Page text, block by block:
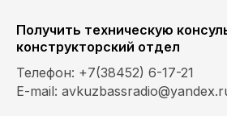
Получить техническую
конструкторский отдел
Телефон: +7(38452) 6-17-21
E-mail: